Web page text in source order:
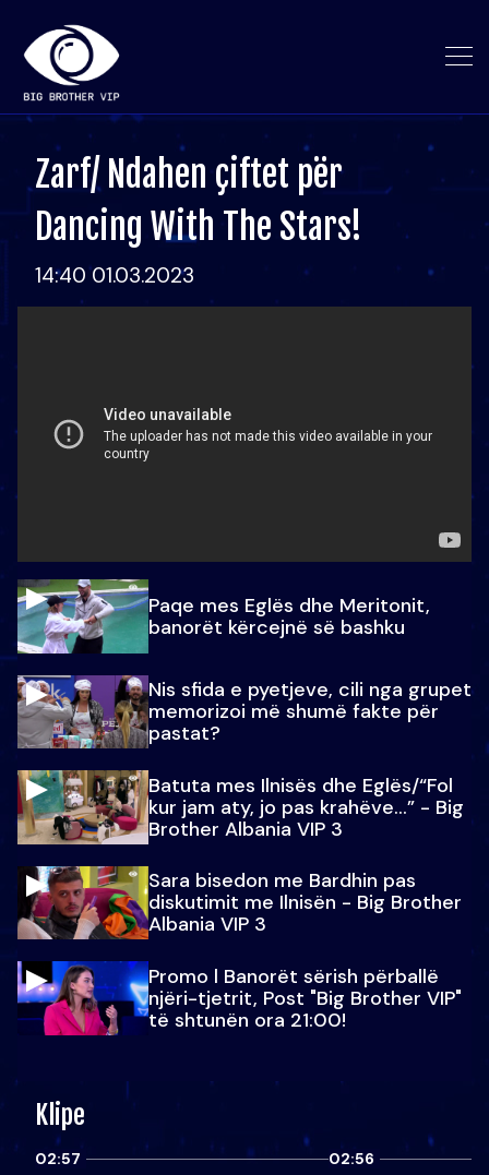
Zarf/ Ndahen çiftet për
Dancing With The Stars!
14:40 01.03.2023
Paqe mes Eglës dhe Meritonit,
banorët kërcejnë së bashku
Nis sfida e pyetjeve, cili nga grupet
memorizoi më shumë fakte për
pastat?
Batuta mes Ilnisës dhe Eglës/“Fol
kur jam aty, jo pas krahëve…” - Big
Brother Albania VIP 3
Sara bisedon me Bardhin pas
diskutimit me Ilnisën - Big Brother
Albania VIP 3
Promo l Banorët sërish përballë
njëri-tjetrit, Post "Big Brother VIP"
të shtunën ora 21:00!
Klipe
02:57 02:56